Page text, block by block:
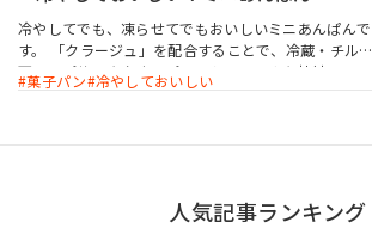
ムには「シャノンヨークCP」を使用することで、簡単
にカスタードのような深いコクのフィリングクリーム
ができあがります。
冷やしてでも、凍らせてでもおいしいミニあんぱんで
す。 「クラージュ」を配合することで、冷蔵・チルド
下で、パサつきやすいパンでもソフトさを持続し、つ
ぶれにくいパンに仕上がります。夏に喜ばれる一品を
菓子パン 冷やしておいしい
人気記事ランキング